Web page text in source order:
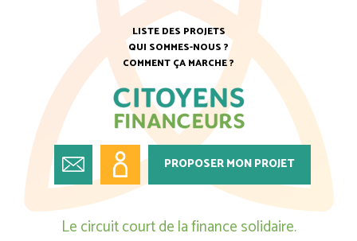
LISTE DES PROJETS
QUI SOMMES-NOUS ?
COMMENT ÇA MARCHE ?
PROPOSER MON PROJET
Le circuit court de la finance solidaire.